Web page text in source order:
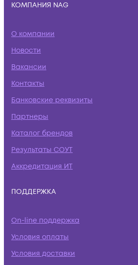
КОМПАНИЯ NAG
О компании
Новости
Вакансии
Контакты
Банковские реквизиты
Партнеры
Каталог брендов
Результаты СОУТ
Аккредитация ИТ
ПОДДЕРЖКА
On-line поддержка
Условия оплаты
Условия доставки